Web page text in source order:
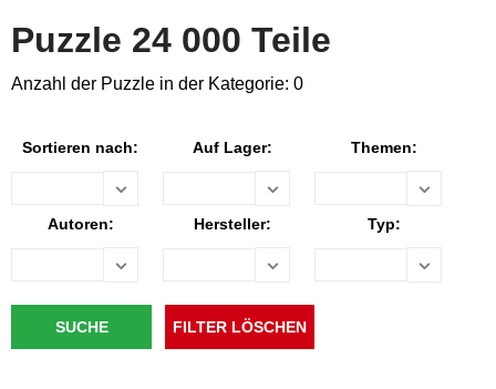
Puzzle 24 000 Teile
Anzahl der Puzzle in der Kategorie: 0
Sortieren nach: Auf Lager: Themen:
Autoren: Hersteller: Typ: